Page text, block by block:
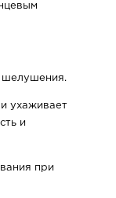
шелушения.
ухаживает
и
при